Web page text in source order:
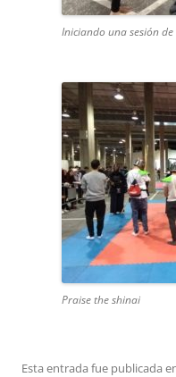
Iniciando una sesión
Praise the shinai
Esta entrada fue publicada